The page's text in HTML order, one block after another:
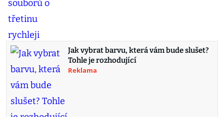
Jak vybrat barvu, která vám bude slušet?
Tohle je rozhodující
Reklama